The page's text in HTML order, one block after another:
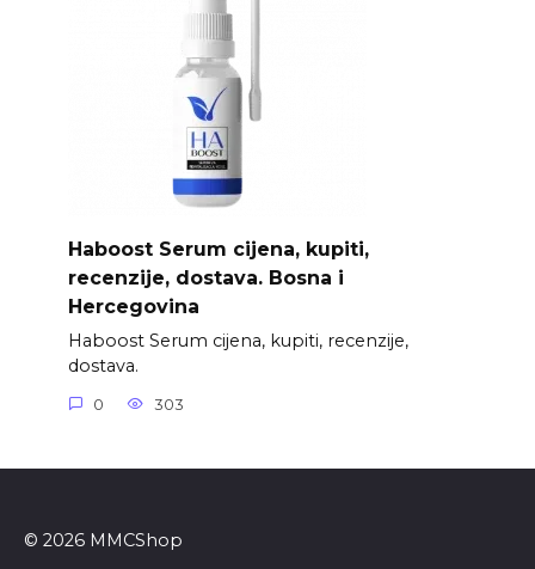
Haboost Serum cijena, kupiti,
recenzije, dostava. Bosna i
Hercegovina
Haboost Serum cijena, kupiti, recenzije,
dostava.
0 303
© 2026 MMCShop